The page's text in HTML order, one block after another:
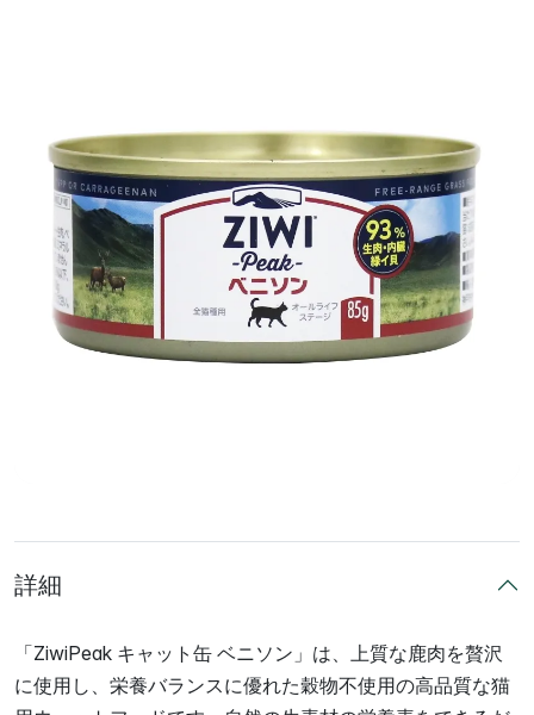
詳細
「ZiwiPeak キャット缶 ベニソン」は、上質な鹿肉を贅沢
に使用し、栄養バランスに優れた穀物不使用の高品質な猫